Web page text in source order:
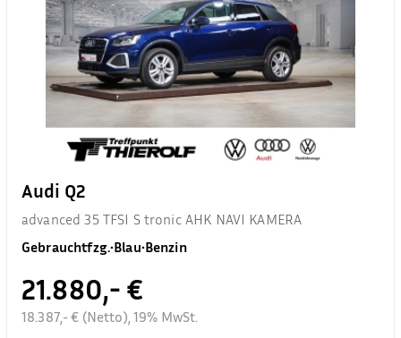
Audi Q2
advanced 35 TFSI S tronic AHK NAVI KAMERA
Gebrauchtfzg.•Blau•Benzin
21.880,- €
18.387,- € (Netto), 19% MwSt.